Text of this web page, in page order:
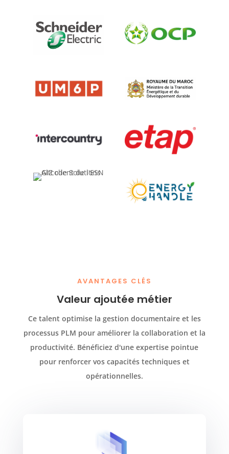
AVANTAGES CLÉS
Valeur ajoutée métier
Ce talent optimise la gestion documentaire et les
processus PLM pour améliorer la collaboration et la
productivité. Bénéficiez d'une expertise pointue
pour renforcer vos capacités techniques et
opérationnelles.